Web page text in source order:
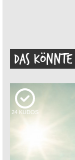
DAS KÖNNTE
24 KUDOS